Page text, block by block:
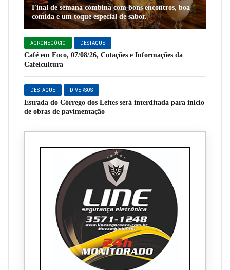
Final de semana combina com bons encontros, boa
comida e um toque especial de sabor.
AGRONEGÓCIO DESTAQUE
Café em Foco, 07/08/26, Cotações e Informações da
Cafeicultura
DESTAQUE DIVERSOS
Estrada do Córrego dos Leites será interditada para início
de obras de pavimentação